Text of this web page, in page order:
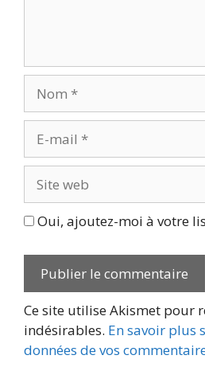
mail
web
Oui, ajoutez-moi à votre
Ce site utilise Akismet pour
indésirables. En savoir plus
données de vos